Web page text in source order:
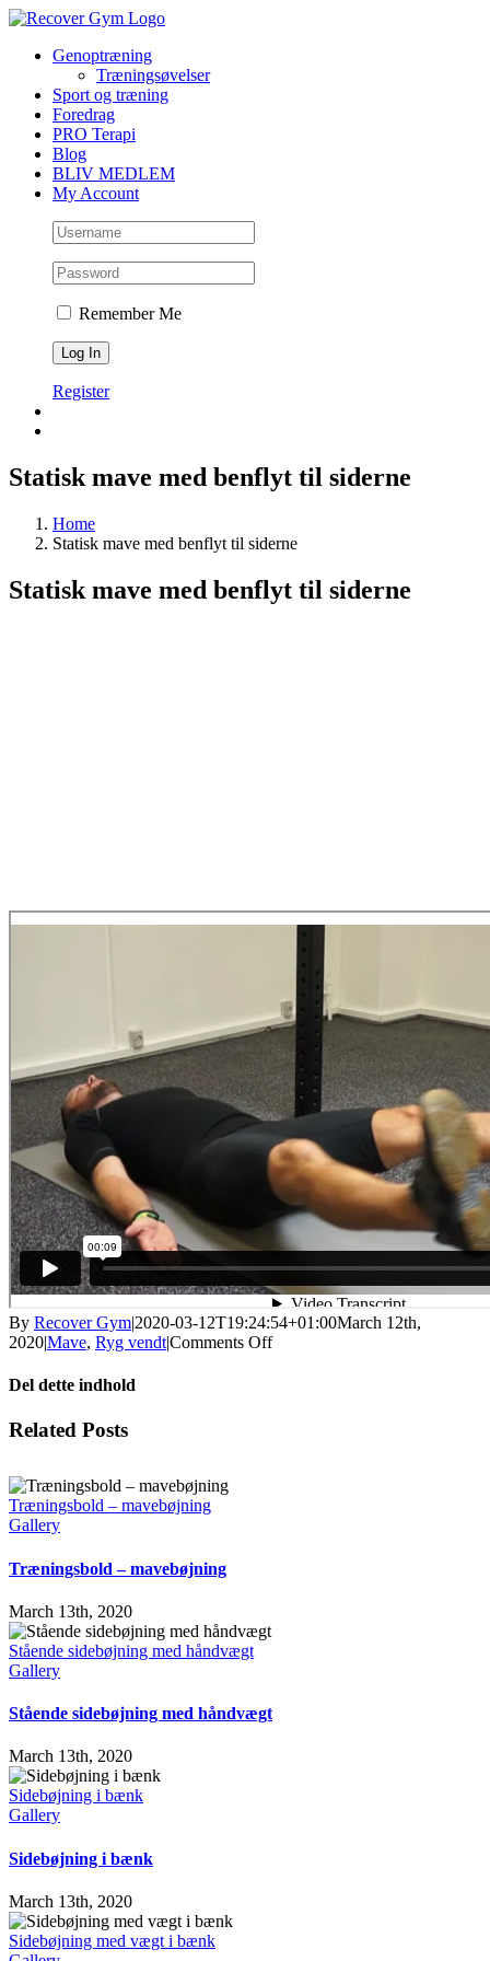
Skip
contentGenoptræning
Træningsøvelser
Sport og træning
Foredrag
PRO Terapi
Blog
BLIV MEDLEM
My Account
Remember Me
Register
Statisk mave med benflyt til siderne
Home
Statisk mave med benflyt til siderne
Statisk mave med benflyt til siderne
By Recover Gym|2020-03-12T19:24:54+01:00March 12th,
2020|Mave, Ryg vendt|Comments Offon
Del dette indhold
Facebook
X
LinkedIn
WhatsApp
Tumblr
Pinterest
Email
Related Posts
Træningsbold – mavebøjning
Gallery
Træningsbold – mavebøjning
March 13th, 2020
Stående sidebøjning med håndvægt
Gallery
Stående sidebøjning med håndvægt
March 13th, 2020
Sidebøjning i bænk
Gallery
Sidebøjning i bænk
March 13th, 2020
Sidebøjning med vægt i bænk